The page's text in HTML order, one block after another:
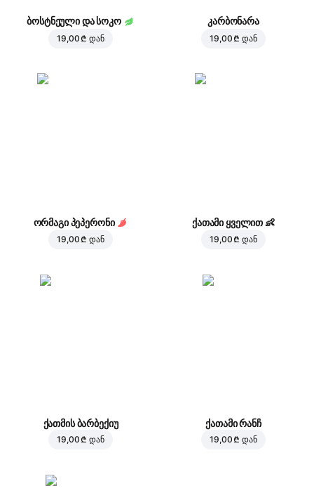
ბოსტნეული და სოკო
19,00 ₾ დან
კარბონარა
19,00 ₾ დან
ორმაგი პეპერონი
19,00 ₾ დან
ქათამი ყველით👶
19,00 ₾ დან
ქათმის ბარბექიუ
19,00 ₾ დან
ქათამი რანჩ
19,00 ₾ დან